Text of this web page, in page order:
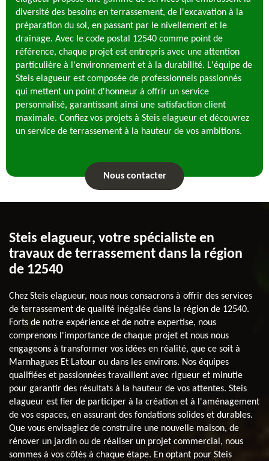
diversité des besoins en terrassement, de l'excavation à la
préparation du sol, en passant par le nivellement et le
drainage. Avec le code postal 12540 comme point de
référence, chaque projet est entrepris avec une attention
particulière à l'environnement et à la durabilité. L'équipe de
Steis elagueur est composée de professionnels passionnés
qui mettent un point d'honneur à offrir un service
personnalisé, garantissant ainsi une satisfaction client
maximale. Confiez vos projets à Steis elagueur et découvrez
un service de terrassement à la hauteur de vos ambitions.
Nous contacter
Steis elagueur, votre spécialiste en
travaux de terrassement dans la région
de 12540
Chez Steis elagueur, nous nous consacrons à offrir des services
de terrassement de qualité inégalée dans la région de 12540.
Forts de notre expérience et de notre expertise, nous
comprenons l'importance de chaque projet et nous nous
engageons à transformer vos idées en réalité, que ce soit à
Marnhagues Et Latour ou dans les environs. Nos équipes
qualifiées et passionnées travaillent avec rigueur et minutie
pour garantir des résultats à la hauteur de vos attentes. Steis
elagueur est fier de participer à la création et à l'aménagement
de vos espaces, en assurant des fondations solides et durables.
Que vous envisagiez de construire une nouvelle maison, de
rénover un jardin ou de réaliser un projet commercial, nous
sommes à vos côtés à chaque étape. En optant pour Steis